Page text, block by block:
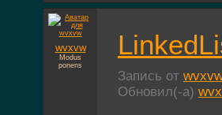
wvxvw
Modus
ponens
Запись от
Обновил(-а)